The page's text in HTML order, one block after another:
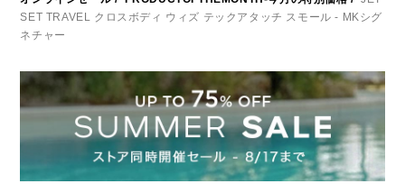
SET TRAVEL クロスボディ ウィズ テックアタッチ スモール - MKシグ
ネチャー